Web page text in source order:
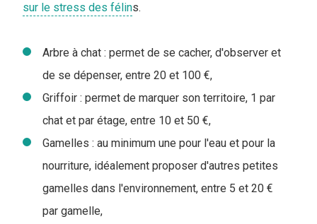
sur le stress des félins.
Arbre à chat : permet de se cacher, d'observer et
de se dépenser, entre 20 et 100 €,
Griffoir : permet de marquer son territoire, 1 par
chat et par étage, entre 10 et 50 €,
Gamelles : au minimum une pour l'eau et pour la
nourriture, idéalement proposer d'autres petites
gamelles dans l'environnement, entre 5 et 20 €
par gamelle,